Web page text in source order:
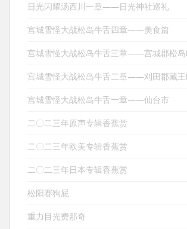
日光闪耀汤西川一章——日光神社巡礼
宫城雪怪大战松岛牛舌四章——美食篇
宫城雪怪大战松岛牛舌三章——宫城郡松岛
宫城雪怪大战松岛牛舌二章——刈田郡藏
宫城雪怪大战松岛牛舌一章——仙台市
二〇二三年原声专辑香蕉赏
二〇二三年欧美专辑香蕉赏
二〇二三年日本专辑香蕉赏
松阳赛狗屁
重力目光费那奇